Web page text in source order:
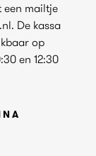
een mailtje
De kassa
op
en 12:30